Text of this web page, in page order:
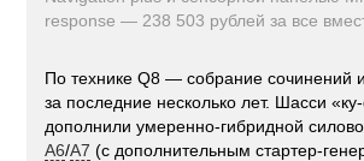
response — 238 503 рублей за все
По технике Q8 — собрание сочинений
за последние несколько лет. Шасси
дополнили умеренно-гибридной
A6/A7 (с дополнительным стартер-